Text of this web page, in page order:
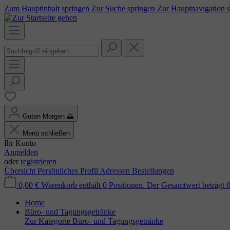
Zum Hauptinhalt springen Zur Suche springen Zur Hauptnavigation
Guten Morgen 🌅
Menü schließen
Ihr Konto
Anmelden
oder registrieren
Übersicht Persönliches Profil Adressen Bestellungen
0,00 € Warenkorb enthält 0 Positionen. Der Gesamtwert beträgt
Home
Büro- und Tagungsgetränke
Zur Kategorie Büro- und Tagungsgetränke